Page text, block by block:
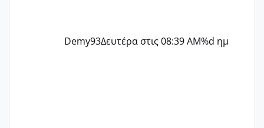
Demy93Δευτέρα στις 08:39 AM%d ημ